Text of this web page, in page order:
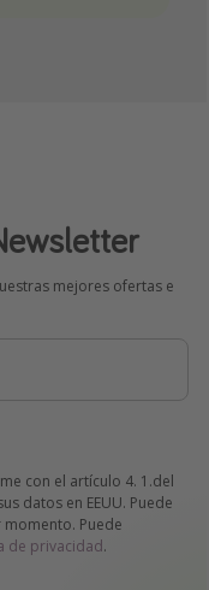
mejores ofertas e
con el artículo 4. 1.del
datos en EEUU. Puede
Puede
de privacidad.